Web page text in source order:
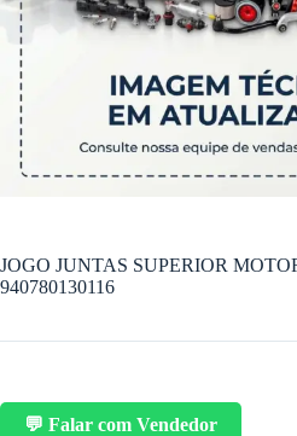
JOGO JUNTAS SUPERIOR
940780130116
💬 Falar com Vendedor